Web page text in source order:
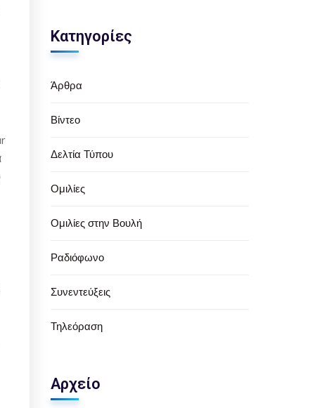
Κατηγορίες
Άρθρα
Βίντεο
Δελτία Τύπου
Ομιλίες
Ομιλίες στην Βουλή
Ραδιόφωνο
Συνεντεύξεις
Τηλεόραση
Αρχείο